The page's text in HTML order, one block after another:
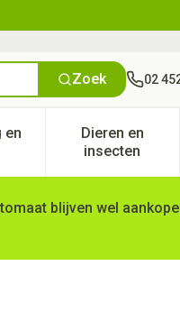
Zoek 02
geneeskunde categorie
en
submenu voor Thuiszorg
Dieren en
insecten
Toon
blijven wel